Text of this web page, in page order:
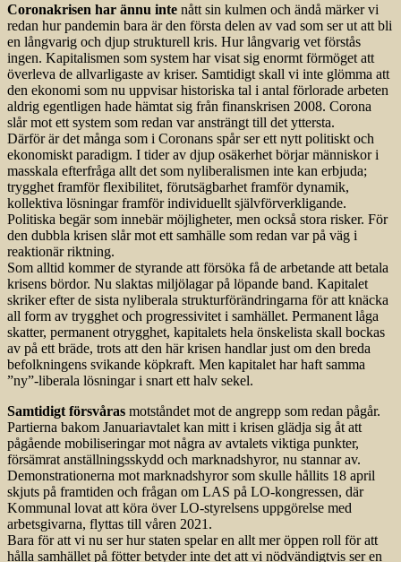
Coronakrisen har ännu inte nått sin kulmen och ändå märker vi
redan hur pandemin bara är den första delen av vad som ser ut att bli
en långvarig och djup strukturell kris. Hur långvarig vet förstås
ingen. Kapitalismen som system har visat sig enormt förmöget att
överleva de allvarligaste av kriser. Samtidigt skall vi inte glömma att
den ekonomi som nu uppvisar historiska tal i antal förlorade arbeten
aldrig egentligen hade hämtat sig från finanskrisen 2008. Corona
slår mot ett system som redan var ansträngt till det yttersta.
Därför är det många som i Coronans spår ser ett nytt politiskt och
ekonomiskt paradigm. I tider av djup osäkerhet börjar människor i
masskala efterfråga allt det som nyliberalismen inte kan erbjuda;
trygghet framför flexibilitet, förutsägbarhet framför dynamik,
kollektiva lösningar framför individuellt självförverkligande.
Politiska begär som innebär möjligheter, men också stora risker. För
den dubbla krisen slår mot ett samhälle som redan var på väg i
reaktionär riktning.
Som alltid kommer de styrande att försöka få de arbetande att betala
krisens bördor. Nu slaktas miljölagar på löpande band. Kapitalet
skriker efter de sista nyliberala strukturförändringarna för att knäcka
all form av trygghet och progressivitet i samhället. Permanent låga
skatter, permanent otrygghet, kapitalets hela önskelista skall bockas
av på ett bräde, trots att den här krisen handlar just om den breda
befolkningens svikande köpkraft. Men kapitalet har haft samma
”ny”-liberala lösningar i snart ett halv sekel.
Samtidigt försvåras motståndet mot de angrepp som redan pågår.
Partierna bakom Januariavtalet kan mitt i krisen glädja sig åt att
pågående mobiliseringar mot några av avtalets viktiga punkter,
försämrat anställningsskydd och marknadshyror, nu stannar av.
Demonstrationerna mot marknadshyror som skulle hållits 18 april
skjuts på framtiden och frågan om LAS på LO-kongressen, där
Kommunal lovat att köra över LO-styrelsens uppgörelse med
arbetsgivarna, flyttas till våren 2021.
Bara för att vi nu ser hur staten spelar en allt mer öppen roll för att
hålla samhället på fötter betyder inte det att vi nödvändigtvis ser en